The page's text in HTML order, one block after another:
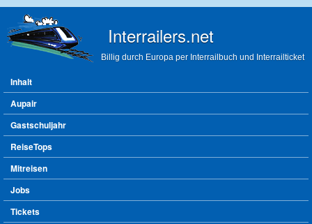
Interrailers.net
Billig durch Europa per Interrailbuch und Interrailticket
Hauptmenü
Inhalt
Aupair
Gastschuljahr
ReiseTops
Mitreisen
Jobs
Tickets